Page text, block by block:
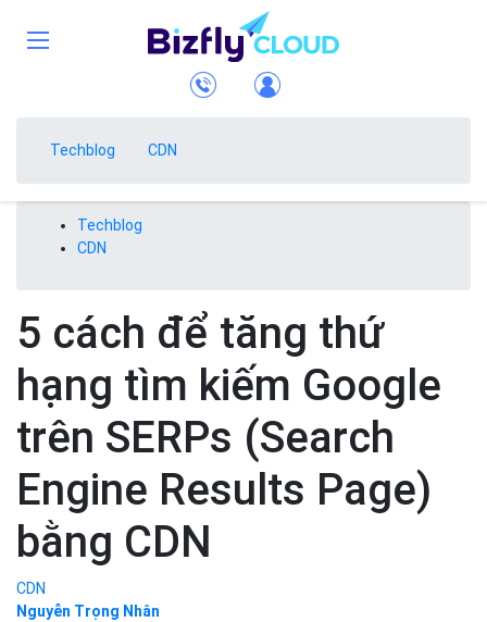
Techblog CDN
Techblog
CDN
5 cách để tăng thứ
hạng tìm kiếm Google
trên SERPs (Search
Engine Results Page)
bằng CDN
CDN
Nguyễn Trọng Nhân